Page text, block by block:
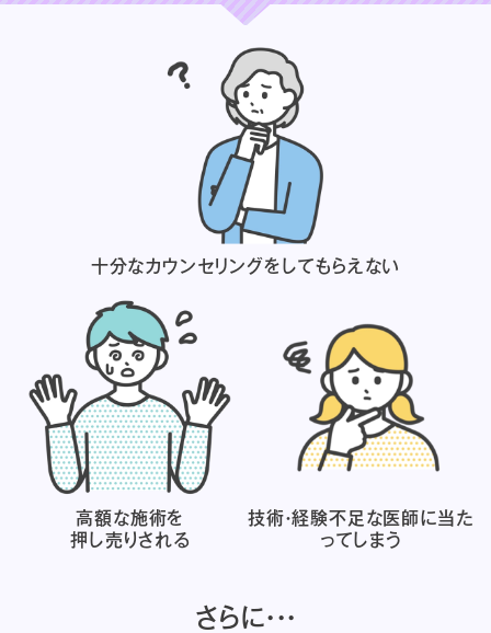
十分なカウンセリングをしてもらえない
高額な施術を
押し売りされる
技術・経験不足な医師に当た
ってしまう
さらに・・・